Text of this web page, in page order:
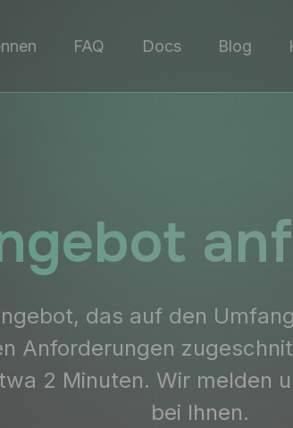
FAQ Docs Blog
das auf den
Anforderungen
2 Minuten. Wir melden
bei Ihnen.